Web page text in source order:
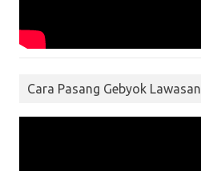
Cara Pasang Gebyok Lawasan